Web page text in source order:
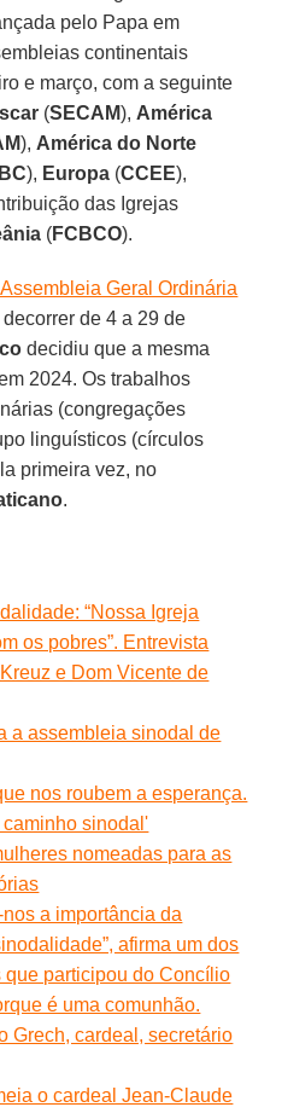
pelo Papa em
continentais
e março, com a seguinte
(SECAM), América
), América do Norte
), Europa (CCEE),
das Igrejas
(FCBCO).
Geral Ordinária
de 4 a 29 de
decidiu que a mesma
2024. Os trabalhos
(congregações
linguísticos (círculos
primeira vez, no
.
“Nossa Igreja
os pobres”. Entrevista
e Dom Vicente de
a assembleia sinodal de
nos roubem a esperança.
sinodal'
nomeadas para as
a importância da
afirma um dos
que participou do Concílio
é uma comunhão.
Grech, cardeal, secretário
o cardeal Jean-Claude